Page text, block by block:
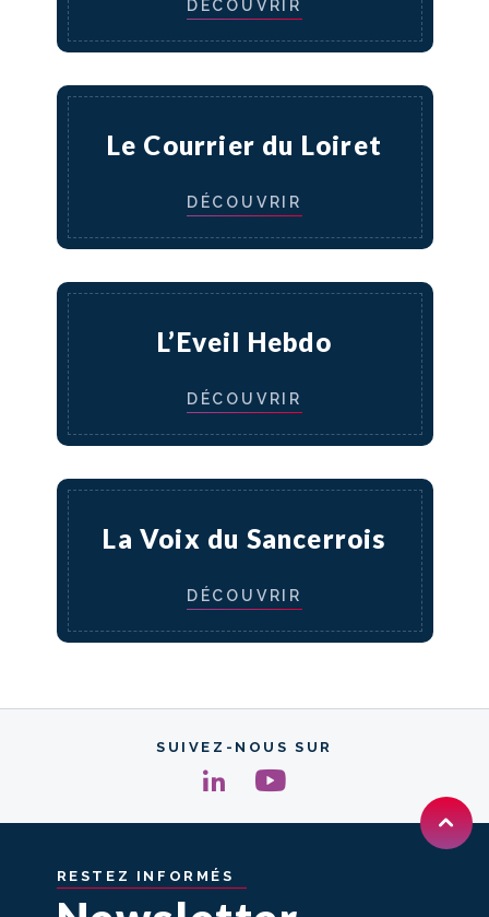
DÉCOUVRIR
Le Courrier du Loiret
DÉCOUVRIR
L’Eveil Hebdo
DÉCOUVRIR
La Voix du Sancerrois
DÉCOUVRIR
SUIVEZ-NOUS SUR
RESTEZ INFORMÉS